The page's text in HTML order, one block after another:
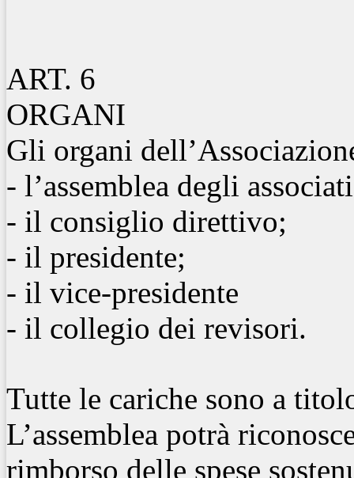
ART. 6
ORGANI
Gli organi
- l’assemblea degli
- il consiglio direttivo;
- il presidente;
- il vice-presidente
- il collegio dei revisori.
Tutte le cariche sono a
L’assemblea potrà
rimborso delle spese